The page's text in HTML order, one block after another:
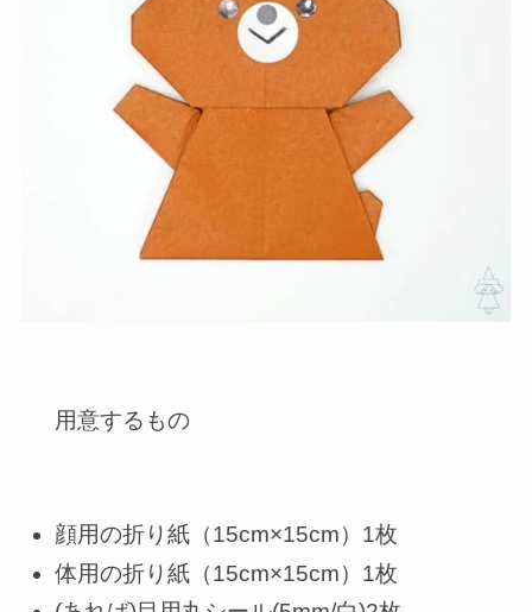
用意するもの
顔用の折り紙（15cm×15cm）1枚
体用の折り紙（15cm×15cm）1枚